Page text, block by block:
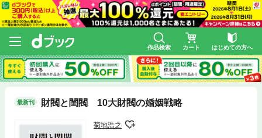
作品検索 カート はじめての方へ
最新刊 財閥と閨閥 10大財閥の婚姻戦略
菊地浩之